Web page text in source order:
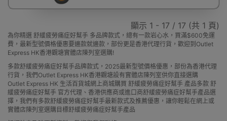
顯示 1 - 17 / 17 (共 1 頁)
為你精選 舒緩疲勞痛症好幫手 多品牌款式，總有一款岩心水，買滿$600免運
費，最新型號價格優惠要邊款就邊款，部份更是香港代理行貨，歡迎到Outlet
Express HK香港觀塘實體店陳列室選購!
多款舒緩疲勞痛症好幫手品牌款式，2025最新型號價格優惠，部份為香港代理
行貨，我們Outlet Express HK香港觀塘設有實體店陳列室供你直接選購
Outlet Express HK 生活百貨城網上商城購買 舒緩疲勞痛症好幫手 產品多款 舒
緩疲勞痛症好幫手 官方代理、香港供應商或進口商舒緩疲勞痛症好幫手產品選
擇，我們有多款舒緩疲勞痛症好幫手最新款式及推薦優惠，讓你輕鬆在網上或
實體店陳列室選購目標舒緩疲勞痛症好幫手產品